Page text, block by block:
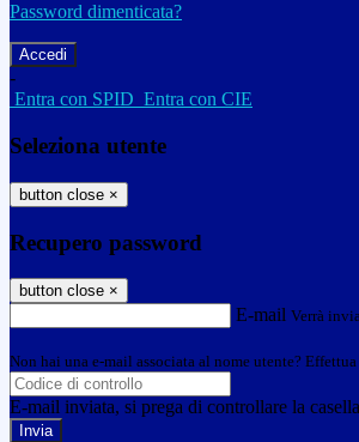
Password dimenticata?
-
Entra con SPID Entra con CIE
Seleziona utente
button close ×
Recupero password
button close ×
E-mail Verrà
Non hai una e-mail associata al nome utente?
E-mail inviata, si prega di controllare la